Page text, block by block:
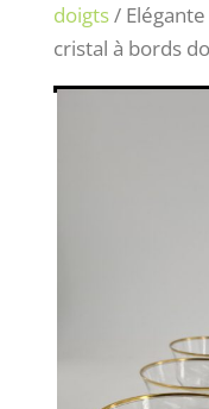
doigts/
cristal à bords